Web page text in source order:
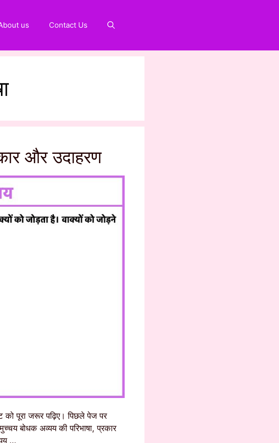
us Contact Us
और उदाहरण
पूरा जरूर पढ़िए। पिछले पेज पर
बोधक अव्यय की परिभाषा, प्रकार
…